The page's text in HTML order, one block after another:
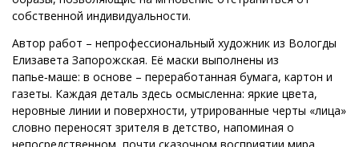
собственной индивидуальности.
Автор работ – непрофессиональный художник из Вологды
Елизавета Запорожская. Её маски выполнены из
папье‑маше: в основе – переработанная бумага, картон и
газеты. Каждая деталь здесь осмысленна: яркие цвета,
неровные линии и поверхности, утрированные черты «лица»
словно переносят зрителя в детство, напоминая о